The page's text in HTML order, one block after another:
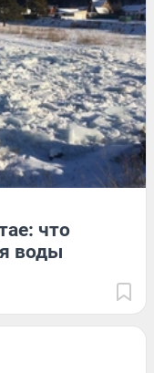
что
воды